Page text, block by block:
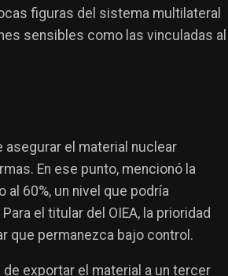
figuras del sistema multilateral
sensibles como las vinculadas al
el material nuclear
En ese punto, mencionó la
60%, un nivel que podría
el titular del OIEA, la prioridad
que permanezca bajo control.
exportar el material a un tercer